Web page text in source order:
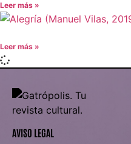
Leer más »
Leer más »
AVISO LEGAL